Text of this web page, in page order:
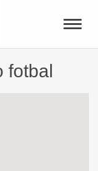
Toggle
fotbal